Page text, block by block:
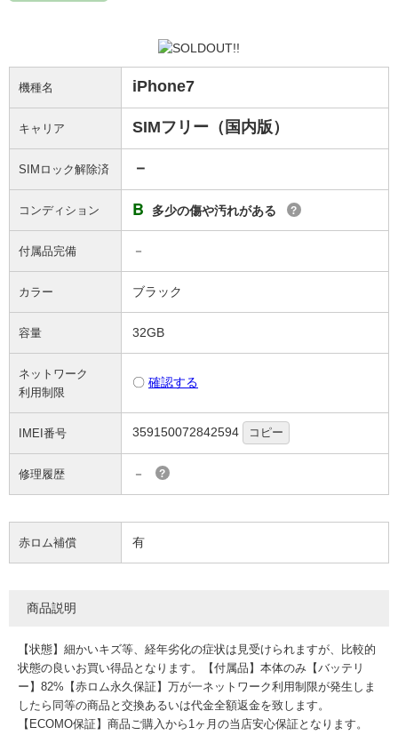
機種名 iPhone7
キャリア SIMフリー（国内版）
SIMロック解除済 －
コンディション B 多少の傷や汚れがある ?
付属品完備 －
カラー ブラック
容量 32GB
ネットワーク
利用制限
〇 確認する
IMEI番号 359150072842594 コピー
修理履歴 － ?
赤ロム補償 有
商品説明
【状態】細かいキズ等、経年劣化の症状は見受けられますが、比較的
状態の良いお買い得品となります。【付属品】本体のみ【バッテリ
ー】82%【赤ロム永久保証】万が一ネットワーク利用制限が発生しま
したら同等の商品と交換あるいは代金全額返金を致します。
【ECOMO保証】商品ご購入から1ヶ月の当店安心保証となります。